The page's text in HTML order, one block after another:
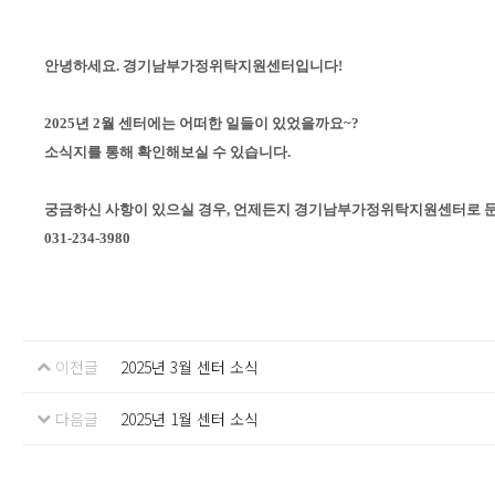
안녕하세요. 경기남부가정위탁지원센터입니다!
2025년 2월 센터에는 어떠한 일들이 있었을까요~?
소식지를 통해 확인해보실 수 있습니다.
궁금하신 사항이 있으실 경우, 언제든지 경기남부가정위탁지원센터로
031-234-3980
이전글 2025년 3월 센터 소식
다음글 2025년 1월 센터 소식